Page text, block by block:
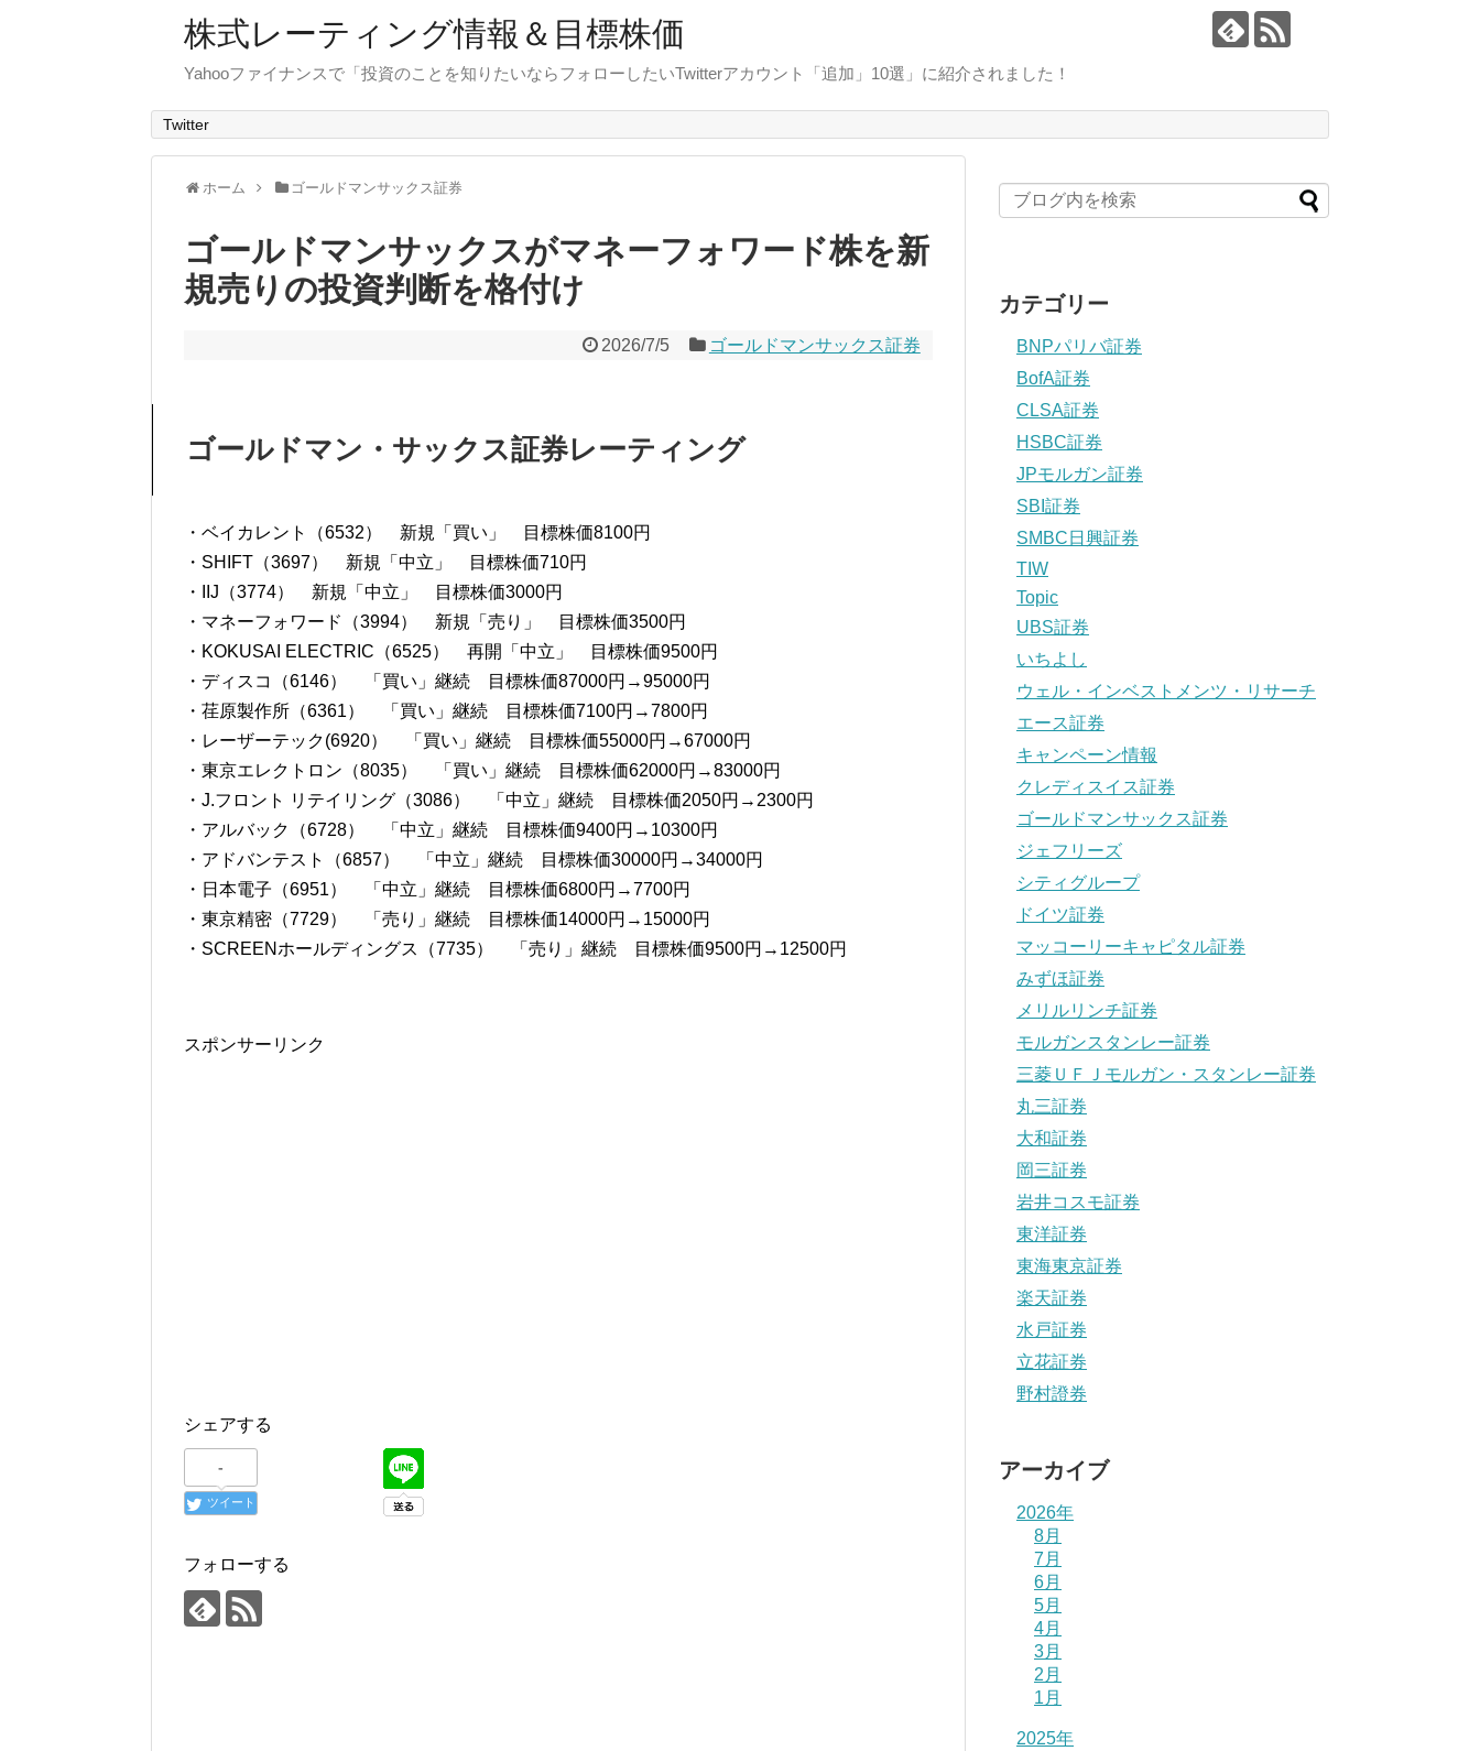
株式レーティング情報＆目標株価
Yahooファイナンスで「投資のことを知りたいならフォローしたいTwitterアカウント「追加」10選」に紹介されました！
Twitter
ホーム ゴールドマンサックス証券
ゴールドマンサックスがマネーフォワード株を新
規売りの投資判断を格付け
2026/7/5 ゴールドマンサックス証券
ゴールドマン・サックス証券レーティング
・ベイカレント（6532） 新規「買い」 目標株価8100円
・SHIFT（3697） 新規「中立」 目標株価710円
・IIJ（3774） 新規「中立」 目標株価3000円
・マネーフォワード（3994） 新規「売り」 目標株価3500円
・KOKUSAI ELECTRIC（6525） 再開「中立」 目標株価9500円
・ディスコ（6146） 「買い」継続 目標株価87000円→95000円
・荏原製作所（6361） 「買い」継続 目標株価7100円→7800円
・レーザーテック(6920） 「買い」継続 目標株価55000円→67000円
・東京エレクトロン（8035） 「買い」継続 目標株価62000円→83000円
・J.フロント リテイリング（3086） 「中立」継続 目標株価2050円→2300円
・アルバック（6728） 「中立」継続 目標株価9400円→10300円
・アドバンテスト（6857） 「中立」継続 目標株価30000円→34000円
・日本電子（6951） 「中立」継続 目標株価6800円→7700円
・東京精密（7729） 「売り」継続 目標株価14000円→15000円
・SCREENホールディングス（7735） 「売り」継続 目標株価9500円→12500円
スポンサーリンク
シェアする
-
ツイート
フォローする
カテゴリー
BNPパリバ証券
BofA証券
CLSA証券
HSBC証券
JPモルガン証券
SBI証券
SMBC日興証券
TIW
Topic
UBS証券
いちよし
ウェル・インベストメンツ・リサーチ
エース証券
キャンペーン情報
クレディスイス証券
ゴールドマンサックス証券
ジェフリーズ
シティグループ
ドイツ証券
マッコーリーキャピタル証券
みずほ証券
メリルリンチ証券
モルガンスタンレー証券
三菱ＵＦＪモルガン・スタンレー証券
丸三証券
大和証券
岡三証券
岩井コスモ証券
東洋証券
東海東京証券
楽天証券
水戸証券
立花証券
野村證券
アーカイブ
2026年
8月
7月
6月
5月
4月
3月
2月
1月
2025年